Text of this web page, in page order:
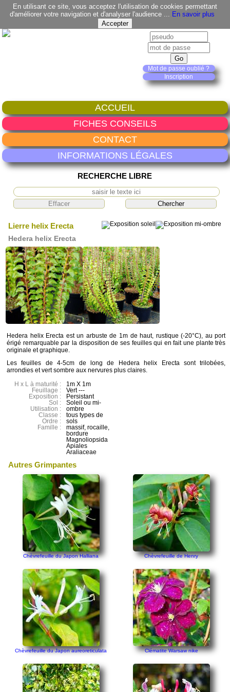
En utilisant ce site, vous acceptez l'utilisation de cookies permettant
d'améliorer votre navigation et d'analyser l'audience ... En savoir plus
Mot de passe oublié ?
Inscription
ACCUEIL
FICHES CONSEILS
CONTACT
INFORMATIONS LÉGALES
RECHERCHE LIBRE
Lierre helix Erecta
Hedera helix Erecta
Hedera helix Erecta est un arbuste de 1m de haut, rustique (-20°C), au port
érigé remarquable par la disposition de ses feuilles qui en fait une plante très
originale et graphique.
Les feuilles de 4-5cm de long de Hedera helix Erecta sont trilobées,
arrondies et vert sombre aux nervures plus claires.
H x L à maturité :
Feuillage :
Exposition :
Sol :
Utilisation :
Classe :
Ordre :
Famille :
1m X 1m
Vert ---
Persistant
Soleil ou mi-
ombre
tous types de
sols
massif, rocaille,
bordure
Magnoliopsida
Apiales
Araliaceae
Autres Grimpantes
Chèvrefeuille du Japon Halliana Chèvrefeuille de Henry
Chèvrefeuille du Japon aureoreticulata Clématite Warsaw nike